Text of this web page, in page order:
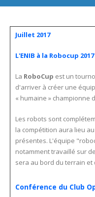
Juillet 2017
L'ENIB à la Robocup
La RoboCup est un
d'arriver à créer une
« humaine » championne
Les robots sont
la compétition aura lieu
présentes. L'équipe
notamment travaillé sur
sera au bord du terrain
Conférence du Club